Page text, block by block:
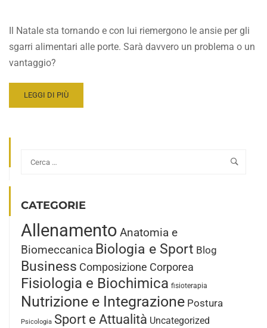
Il Natale sta tornando e con lui riemergono le ansie per gli
sgarri alimentari alle porte. Sarà davvero un problema o un
vantaggio?
READ
MORE
DAVVERO
PROBLEMA?
LEGGI DI PIÙ
CATEGORIE
Allenamento Anatomia e
Biomeccanica Biologia e Sport Blog
Business Composizione Corporea
Fisiologia e Biochimica fisioterapia
Nutrizione e Integrazione Postura
Psicologia Sport e Attualità Uncategorized